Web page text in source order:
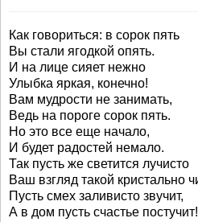
Как говориться: в сорок пять
Вы стали ягодкой опять.
И на лице сияет нежно
Улыбка яркая, конечно!
Вам мудрости не занимать,
Ведь на пороге сорок пять.
Но это все еще начало,
И будет радостей немало.
Так пусть же светится лучисто
Ваш взгляд такой кристально
Пусть смех заливисто звучит,
А в дом пусть счастье постучит!